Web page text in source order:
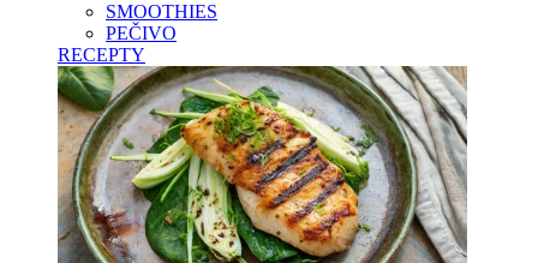
SMOOTHIES
PEČIVO
RECEPTY